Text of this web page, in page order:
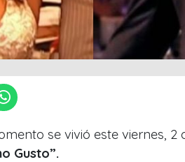
se vivió este viernes, 2
Gusto”.